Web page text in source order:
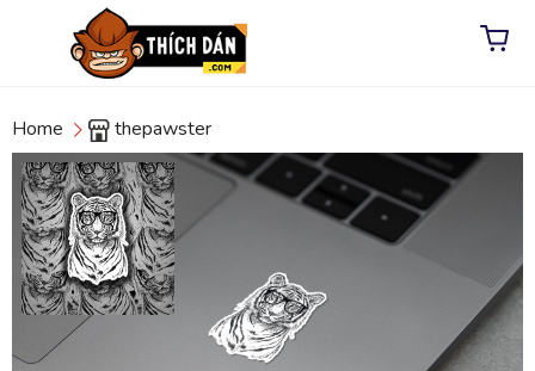
Home thepawster